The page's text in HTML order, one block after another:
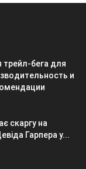
бега для
и
скаргу на
Гарпера у...